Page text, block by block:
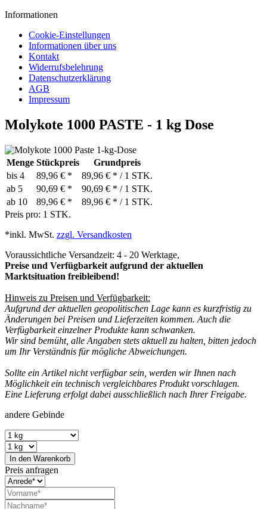
Informationen
Cookie-Einstellungen
Informationen über uns
Kontakt
Widerrufsbelehrung
Datenschutzerklärung
AGB
Impressum
Molykote 1000 PASTE - 1 kg Dose
Menge Stückpreis
Grundpreis
bis 4 89,96 € *
89,96 € * / 1 STK.
ab 5 90,69 € *
90,69 € * / 1 STK.
ab 10 89,96 € *
89,96 € * / 1 STK.
Preis pro: 1 STK.
*inkl. MwSt. zzgl. Versandkosten
Voraussichtliche Versandzeit: 4 - 20 Werktage,
Preise und Verfügbarkeit aufgrund der aktuellen
Marktsituation freibleibend!
Hinweis zu Preisen und Verfügbarkeit:
Aufgrund der aktuellen geopolitischen Lage kann es kurzfristig zu
Änderungen bei Preisen und Lieferzeiten kommen. Auch die
Verfügbarkeit einzelner Produkte kann schwanken.
Wir sind bemüht, alle Angaben stets aktuell zu halten, bitten jedoch
um Ihr Verständnis für mögliche Abweichungen.
Sollte ein Artikel nicht verfügbar sein, werden wir Ihnen nach
Möglichkeit ein technisch vergleichbares Produkt vorschlagen.
Eine Lieferung erfolgt dabei ausschließlich nach Ihrer Freigabe.
andere Gebinde
In den Warenkorb
Preis anfragen